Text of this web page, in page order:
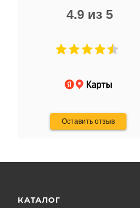
4.9 из 5
Оставить отзыв
Не понравились условия
и дают только на год)
КАТАЛОГ